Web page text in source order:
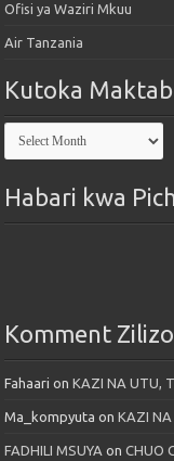
Ofisi ya Waziri Mkuu
Air Tanzania
Kutoka
Kutoka
Maktaba
Habari kwa
Komment
Fahaari onKAZI NA UTU,
Ma_kompyuta onKAZI NA
FADHILI MSUYA onCHUO